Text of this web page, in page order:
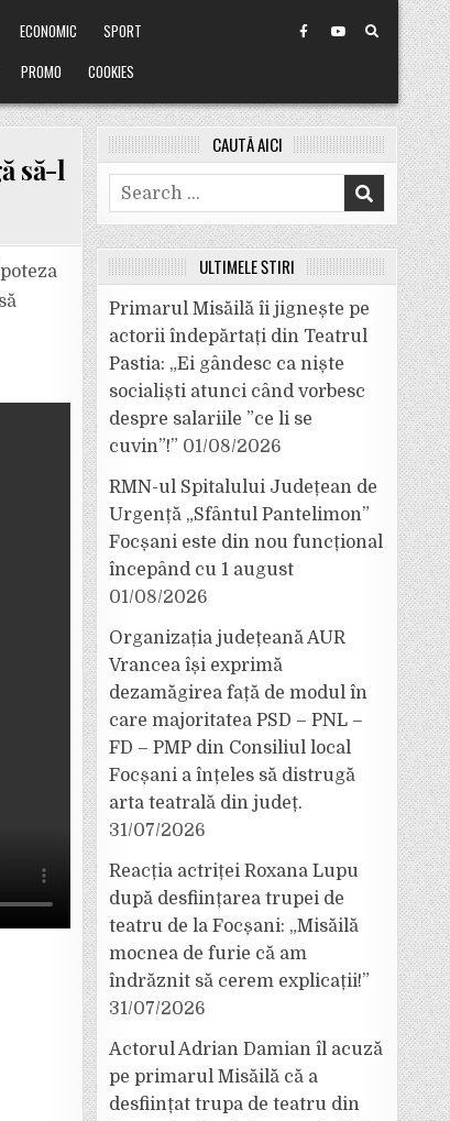
ECONOMIC
SPORT
PROMO COOKIES
să-l
CAUTĂ AICI
Search
for:
ULTIMELE ȘTIRI
Primarul Misăilă îi jignește pe
actorii îndepărtați din Teatrul
Pastia: „Ei gândesc ca niște
socialiști atunci când vorbesc
despre salariile ”ce li se
cuvin”!” 01/08/2026
RMN-ul Spitalului Județean de
Urgență „Sfântul Pantelimon”
Focșani este din nou funcțional
începând cu 1 august
01/08/2026
Organizația județeană AUR
Vrancea își exprimă
dezamăgirea față de modul în
care majoritatea PSD – PNL –
FD – PMP din Consiliul local
Focșani a înțeles să distrugă
arta teatrală din județ.
31/07/2026
Reacția actriței Roxana Lupu
după desființarea trupei de
teatru de la Focșani: „Misăilă
mocnea de furie că am
îndrăznit să cerem explicații!”
31/07/2026
Actorul Adrian Damian îl acuză
pe primarul Misăilă că a
desființat trupa de teatru din